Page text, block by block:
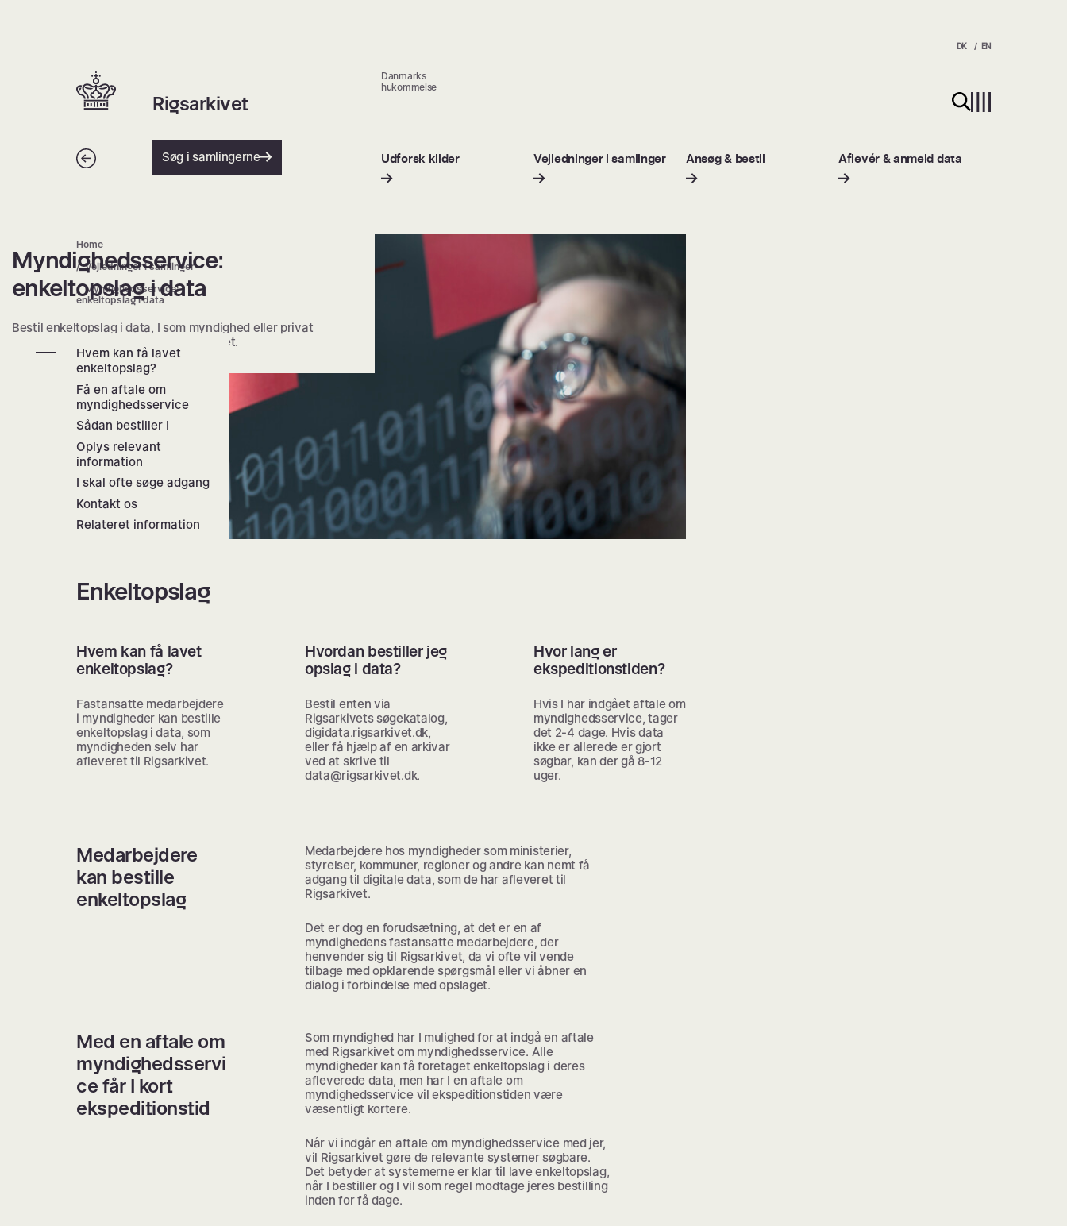
DK EN
Hjem | Home
Rigsarkivet
Danmarks
hukommelse
Søg på hjemmesiden
Tilbage Søg i samlingerne Udforsk kilder Vejledninger i samlinger Ansøg & bestil Aflevér & anmeld data
Home
Vejledninger i samlinger
Myndighedsservice:
enkeltopslag i data
Hvem kan få lavet
enkeltopslag?
Få en aftale om
myndighedsservice
Sådan bestiller I
Oplys relevant
information
I skal ofte søge adgang
Kontakt os
Relateret information
Myndighedsservice: enkeltopslag i data
Myndighedsservice:
enkeltopslag i data
Bestil enkeltopslag i data, I som myndighed eller privat
organisation har afleveret til Rigsarkivet.
Enkeltopslag
Hvem kan få lavet
enkeltopslag?
Fastansatte medarbejdere
i myndigheder kan bestille
enkeltopslag i data, som
myndigheden selv har
afleveret til Rigsarkivet.
Hvordan bestiller jeg
opslag i data?
Bestil enten via
Rigsarkivets søgekatalog,
digidata.rigsarkivet.dk,
eller få hjælp af en arkivar
ved at skrive til
data@rigsarkivet.dk.
Hvor lang er
ekspeditionstiden?
Hvis I har indgået aftale om
myndighedsservice, tager
det 2-4 dage. Hvis data
ikke er allerede er gjort
søgbar, kan der gå 8-12
uger.
Medarbejdere
kan bestille
enkeltopslag
Medarbejdere hos myndigheder som ministerier,
styrelser, kommuner, regioner og andre kan nemt få
adgang til digitale data, som de har afleveret til
Rigsarkivet.
Det er dog en forudsætning, at det er en af
myndighedens fastansatte medarbejdere, der
henvender sig til Rigsarkivet, da vi ofte vil vende
tilbage med opklarende spørgsmål eller vi åbner en
dialog i forbindelse med opslaget.
Med en aftale om
myndighedsservi
ce får I kort
ekspeditionstid
Som myndighed har I mulighed for at indgå en aftale
med Rigsarkivet om myndighedsservice. Alle
myndigheder kan få foretaget enkeltopslag i deres
afleverede data, men har I en aftale om
myndighedsservice vil ekspeditionstiden være
væsentligt kortere.
Når vi indgår en aftale om myndighedsservice med jer,
vil Rigsarkivet gøre de relevante systemer søgbare.
Det betyder at systemerne er klar til lave enkeltopslag,
når I bestiller og I vil som regel modtage jeres bestilling
inden for få dage.